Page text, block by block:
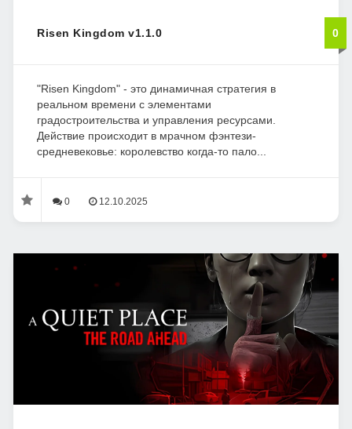
Risen Kingdom v1.1.0 0
"Risen Kingdom" - это динамичная стратегия в
реальном времени с элементами
градостроительства и управления ресурсами.
Действие происходит в мрачном фэнтези-
средневековье: королевство когда-то пало...
0 12.10.2025